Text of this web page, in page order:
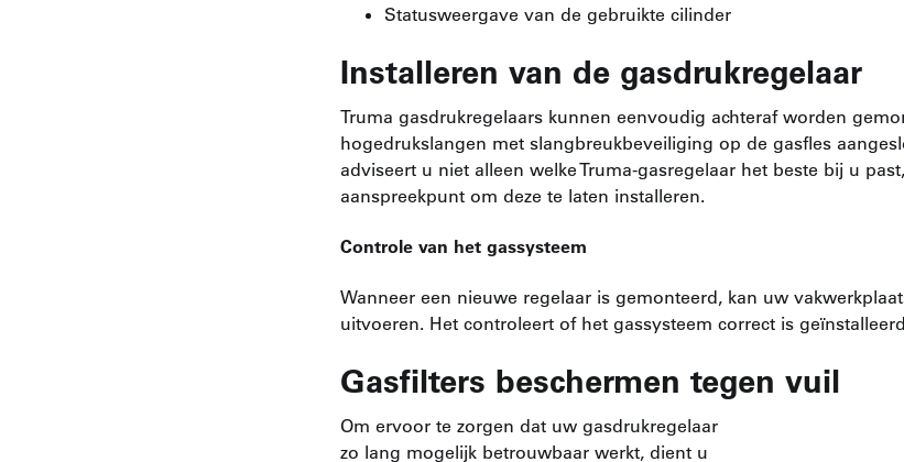
Statusweergave van de gebruikte cilinder
Installeren van de gasdrukregelaar
Truma gasdrukregelaars kunnen eenvoudig achteraf worden
hogedrukslangen met slangbreukbeveiliging op de gasfles
adviseert u niet alleen welke Truma-gasregelaar het beste bij u
aanspreekpunt om deze te laten installeren.
Controle van het gassysteem
Wanneer een nieuwe regelaar is gemonteerd, kan uw
uitvoeren. Het controleert of het gassysteem correct is
Gasfilters beschermen tegen vuil
Om ervoor te zorgen dat uw gasdrukregelaar
zo lang mogelijk betrouwbaar werkt, dient u